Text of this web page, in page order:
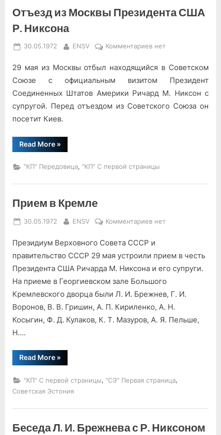
Америки”
Отъезд из Москвы Президента США
Р. Никсона
Posted
30.05.1972 By
ENSV Комментариевк
Отъезд
из
Москвы
США
нет
29 мая из Москвы отбыл находящийся в Советском
Союзе с официальным визитом Президент
Соединенных Штатов Америки Ричард М. Никсон с
супругой. Перед отъездом из Советского Союза он
посетит Киев.
Read More“Отъезд
из
Президента
США
Никсона”
»
"КП" Передовица, "КП" С первой страницы
Прием в Кремле
Posted
30.05.1972 By
ENSV Комментариевк
Прием
в
нет
Президиум Верховного Совета СССР и
правительство СССР 29 мая устроили прием в честь
Президента США Ричарда М. Никсона и его супруги.
На приеме в Георгиевском зале Большого
Кремлевского дворца были Л. И. Брежнев, Г. И.
Воронов, В. В. Гришин, А. П. Кириленко, А. Н.
Косыгин, Ф. Д. Кулаков, К. Т. Мазуров, А. Я. Пельше,
Н….
Read More“Прием
в
»
"КП" С первой страницы, "СЭ" Первая страница,
Советская Эстония
Беседа Л. И. Брежнева с Р. Никсоном